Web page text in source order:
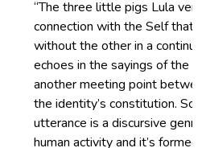
“The three little pigs Lula
connection with the Self that
without the other in a
echoes in the sayings of the
another meeting point
the identity’s constitution.
utterance is a discursive
human activity and it’s